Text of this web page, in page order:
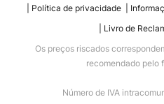
Política de privacidade
Livro de
Os preços riscados
recomendado pelo
Número de IVA